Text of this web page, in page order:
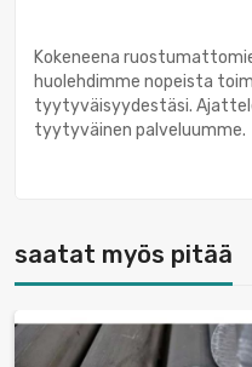
Kokeneena
huolehdimme nopeista
tyytyväisyydestäsi.
tyytyväinen palveluumme.
saatat myös pitää